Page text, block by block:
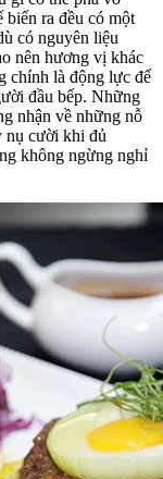
biến ra đều có một
có nguyên liệu
nên hương vị khác
chính là động lực để
đầu bếp. Những
nhận về những nỗ
nụ cười khi đủ
không ngừng nghỉ